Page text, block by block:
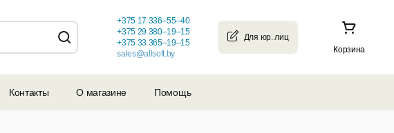
Корзина
+375 17 336–55–40
+375 29 380–19–15
+375 33 365–19–15
sales@allsoft.by
Контакты О магазине Помощь